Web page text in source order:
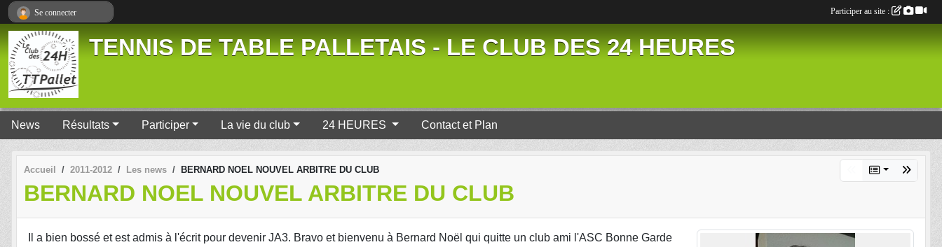
TENNIS DE TABLE PALLETAIS - LE CLUB DES 24 HEURES
News Résultats Participer La vie du club 24 HEURES Contact et Plan
Accueil 2011-2012 Les news BERNARD NOEL NOUVEL ARBITRE DU CLUB
BERNARD NOEL NOUVEL ARBITRE DU CLUB
Il a bien bossé et est admis à l'écrit pour devenir JA3. Bravo et bienvenu à Bernard Noël qui quitte un club ami l'ASC Bonne Garde
Se connecter Participer au site :
Panneau de gestion des cookies